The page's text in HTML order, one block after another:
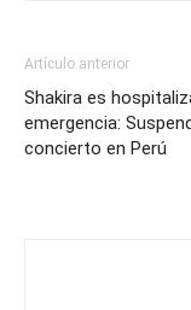
Artículo anterior
Shakira es
emergencia:
concierto en Perú